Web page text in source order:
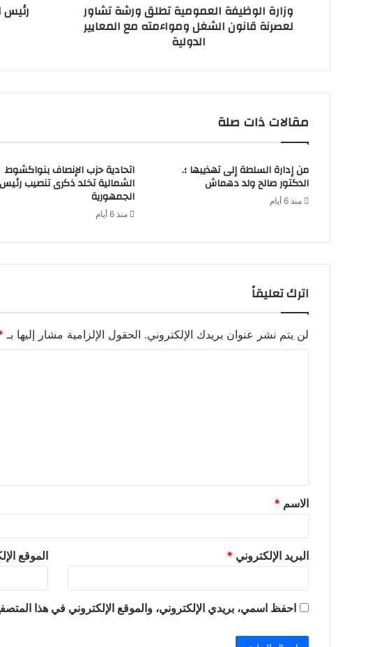
وزارة الوظيفة العمومية تطلق ورشة تشاور
لعصرنة قانون الشغل ومواءمته مع المعايير
الدولية
رئيس
مقالات ذات صلة
من إدارة السلطة إلى تهذيبها ؛.
الدكتور صالح ولد دهماش
منذ 6 أيام
اتحادية حزب الإنصاف بنواكشوط
الشمالية تخلد ذكرى تنصيب رئيس
الجمهورية
منذ 6 أيام
اترك تعليقاً
لن يتم نشر عنوان بريدك الإلكتروني. الحقول الإلزامية مشار إليها بـ
ق
*
الاسم *
البريد الإلكتروني * الموقع
احفظ اسمي، بريدي الإلكتروني، والموقع الإلكتروني في هذا